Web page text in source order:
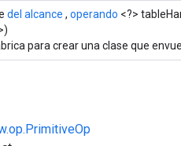
del alcance , operando <?>
para crear una clase que